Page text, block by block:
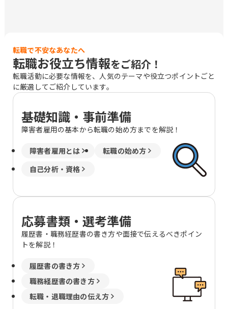
転職で不安なあなたへ
転職お役立ち情報をご紹介！
転職活動に必要な情報を、人気のテーマや役立つポイントごと
に厳選してご紹介しています。
基礎知識・事前準備
障害者雇用の基本から転職の始め方までを解説！
障害者雇用とは
転職の始め方
自己分析・資格
応募書類・選考準備
履歴書・職務経歴書の書き方や面接で伝えるべきポイン
トを解説！
履歴書の書き方
職務経歴書の書き方
転職・退職理由の伝え方